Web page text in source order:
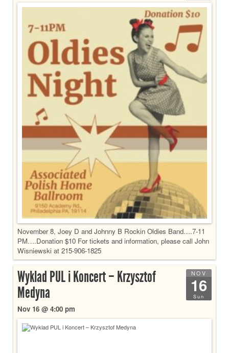
November 8, Joey D and Johnny B Rockin Oldies Band….7-11
PM….Donation $10 For tickets and information, please call John
Wisniewski at 215-906-1825
NOV
16
Sun
Wyklad PUL i Koncert – Krzysztof
Medyna
Nov 16 @ 4:00 pm